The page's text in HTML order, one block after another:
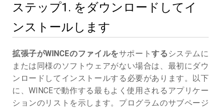
ステップ1. をダウンロードしてイ
ンストールします
拡張子がWINCEのファイルをサポートする システムに
または同様のソフトウェアがない場合は、最初にダウ
ンロードしてインストールする必要があります。以下
に、WINCEで動作する最もよく使用されるアプリケー
ションのリストを示します。プログラムのサブページ